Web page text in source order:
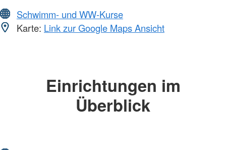
Schwimm- und WW-Kurse
Karte: Link zur Google Maps Ansicht
Einrichtungen im
Überblick